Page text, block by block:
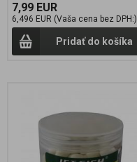
7,99 EUR
6,496 EUR (Vaša cena bez DPH:)
Pridať do košíka